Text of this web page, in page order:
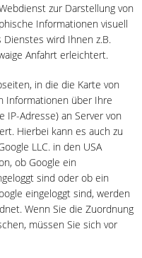
zur Darstellung von
Informationen visuell
wird Ihnen z.B.
Anfahrt erleichtert.
in die die Karte von
Informationen über Ihre
IP-Adresse) an Server von
Hierbei kann es auch zu
LLC. in den USA
ob Google ein
sind oder ob ein
eingeloggt sind, werden
Wenn Sie die Zuordnung
müssen Sie sich vor